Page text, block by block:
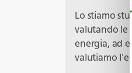
Lo stiamo
valutando le
energia, ad
valutiamo